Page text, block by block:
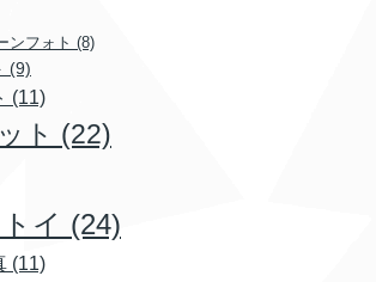
ンフォト (8)
(9)
(11)
ト (22)
イ (24)
(11)